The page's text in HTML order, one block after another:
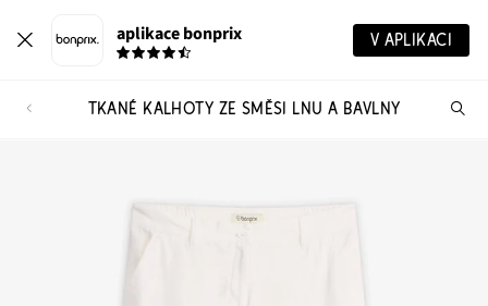
aplikace bonprix V APLIKACI
TKANÉ KALHOTY ZE SMĚSI LNU A BAVLNY